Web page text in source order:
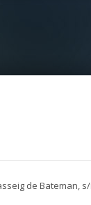
de Bateman,